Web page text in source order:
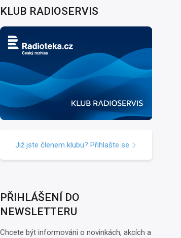
KLUB RADIOSERVIS
Již jste členem klubu? Přihlašte se
PŘIHLÁŠENÍ DO
NEWSLETTERU
Chcete být informováni o novinkách, akcích a